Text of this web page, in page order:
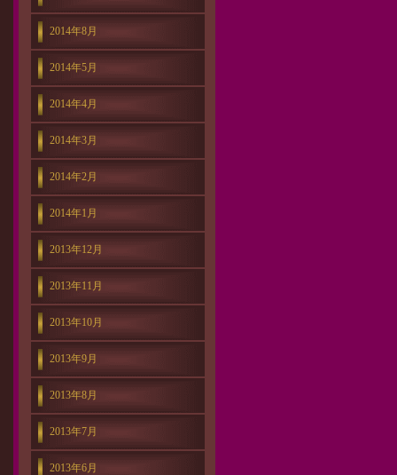
2014年8月
2014年5月
2014年4月
2014年3月
2014年2月
2014年1月
2013年12月
2013年11月
2013年10月
2013年9月
2013年8月
2013年7月
2013年6月